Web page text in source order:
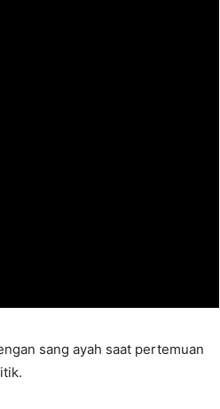
sang ayah saat pertemuan